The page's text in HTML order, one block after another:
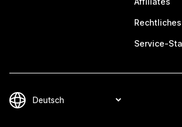
Rechtliches
Service-